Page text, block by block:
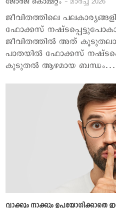
ജീവിതത്തിലെ
ഫോക്കസ്
ജീവിതത്തില്‍ അത്
പാതയില്‍ ഫോക്കസ്
കുടുതല്‍ ആഴമായ ബന്ധം…
വാക്കും നാക്കും